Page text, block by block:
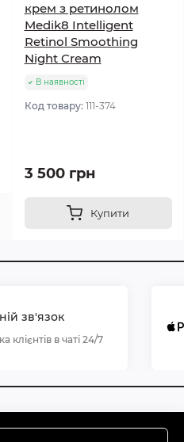
крем з ретинолом
Medik8 Intelligent
Retinol Smoothing
Night Cream
В наявності
Код товару: 111-374
3 500 грн
Купити
зв'язок
клієнтів в чаті 24/7